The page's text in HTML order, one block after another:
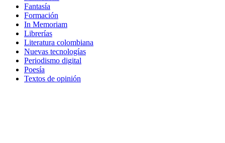
Fantasía
Formación
In Memoriam
Librerías
Literatura colombiana
Nuevas tecnologías
Periodismo digital
Poesía
Textos de opinión